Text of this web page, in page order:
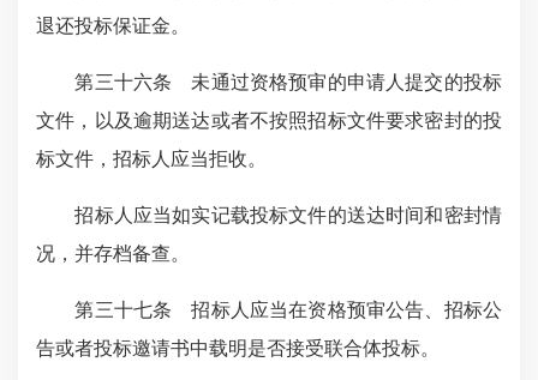
退还投标保证金。
第三十六条 未通过资格预审的申请人提交的投标
文件，以及逾期送达或者不按照招标文件要求密封的投
标文件，招标人应当拒收。
招标人应当如实记载投标文件的送达时间和密封情
况，并存档备查。
第三十七条 招标人应当在资格预审公告、招标公
告或者投标邀请书中载明是否接受联合体投标。